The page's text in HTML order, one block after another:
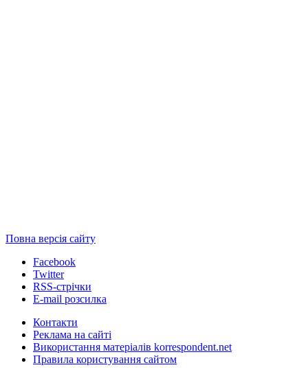
Повна версія сайту
Facebook
Twitter
RSS-стрічки
E-mail розсилка
Контакти
Реклама на сайті
Використання матеріалів korrespondent.net
Правила користування сайтом